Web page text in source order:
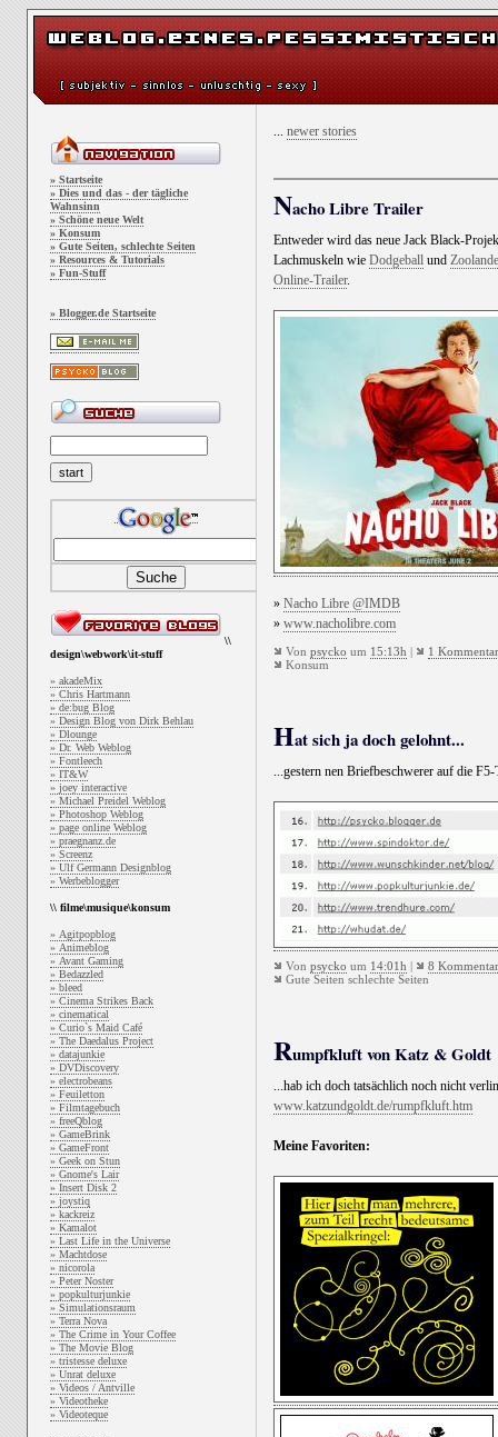
» Startseite
» Dies und das - der tägliche
Wahnsinn
» Schöne neue Welt
» Konsum
» Gute Seiten, schlechte Seiten
» Resources & Tutorials
» Fun-Stuff
» Blogger.de Startseite
\\
design\webwork\it-stuff
» akadeMix
» Chris Hartmann
» de:bug Blog
» Design Blog von Dirk Behlau
» Dlounge
» Dr. Web Weblog
» Fontleech
» IT&W
» joey interactive
» Michael Preidel Weblog
» Photoshop Weblog
» page online Weblog
» praegnanz.de
» Screenz
» Ulf Germann Designblog
» Werbeblogger
\\ filme\musique\konsum
» Agitpopblog
» Animeblog
» Avant Gaming
» Bedazzled
» bleed
» Cinema Strikes Back
» cinematical
» Curio`s Maid Café
» The Daedalus Project
» datajunkie
» DVDiscovery
» electrobeans
» Feuiletton
» Filmtagebuch
» freeQblog
» GameBrink
» GameFront
» Geek on Stun
» Gnome's Lair
» Insert Disk 2
» joystiq
» kackreiz
» Kamalot
» Last Life in the Universe
» Machtdose
» nicorola
» Peter Noster
» popkulturjunkie
» Simulationsraum
» Terra Nova
» The Crime in Your Coffee
» The Movie Blog
» tristesse deluxe
» Unrat deluxe
» Videos / Antville
» Videotheke
» Videoteque
... newer stories
Nacho Libre Trailer
Entweder wird das neue Jack Black-
Lachmuskeln wie Dodgeball und
Online-Trailer.
» Nacho Libre @IMDB
» www.nacholibre.com
Von psycko um 15:13h |
1 Kommentar
Konsum
Hat sich ja doch gelohnt...
...gestern nen Briefbeschwerer auf die F5-
Von psycko um 14:01h |
8
Gute Seiten schlechte Seiten
Rumpfkluft von Katz & Goldt
...hab ich doch tatsächlich noch nicht
www.katzundgoldt.de/rumpfkluft.htm
Meine Favoriten: